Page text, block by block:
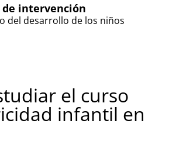
de intervención
del desarrollo de los niños
el curso
infantil en